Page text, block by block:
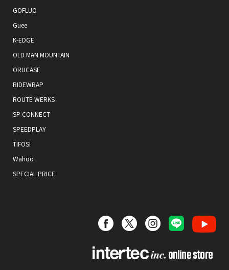
GOFLUO
Guee
K-EDGE
OLD MAN MOUNTAIN
ORUCASE
RIDEWRAP
ROUTE WERKS
SP CONNECT
SPEEDPLAY
TIFOSI
Wahoo
SPECIAL PRICE